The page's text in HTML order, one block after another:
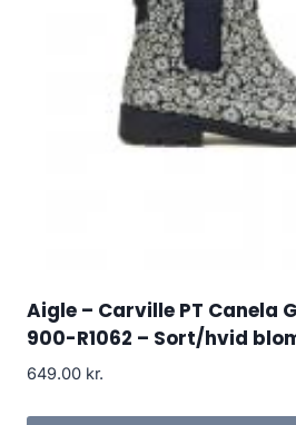
Aigle – Carville PT Canela
900-R1062 – Sort/hvid
649.00 kr.